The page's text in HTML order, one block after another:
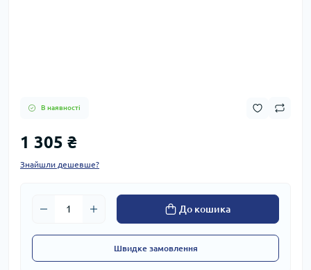
В наявності
1 305 ₴
Знайшли дешевше?
До кошика
Швидке замовлення